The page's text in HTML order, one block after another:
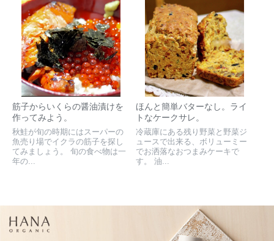
筋子からいくらの醤油漬けを
作ってみよう。
秋鮭が旬の時期にはスーパーの
魚売り場でイクラの筋子を探し
てみましょう。 旬の食べ物は一
年の...
ほんと簡単バターなし。ライ
トなケークサレ。
冷蔵庫にある残り野菜と野菜ジ
ュースで出来る、ボリューミー
でお洒落なおつまみケーキで
す。 油...